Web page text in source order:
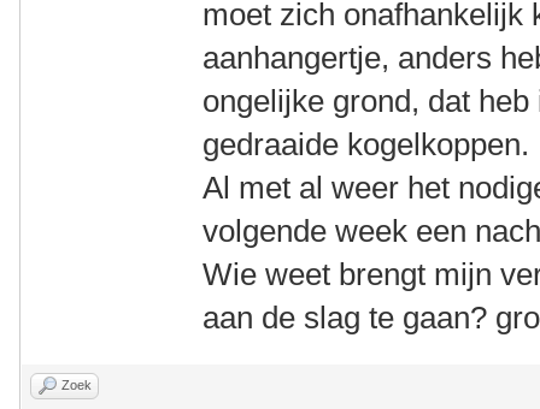
moet zich onafhankelijk
aanhangertje, anders
ongelijke grond, dat
gedraaide kogelkoppen.
Al met al weer het
volgende week een
Wie weet brengt mijn
aan de slag te gaan?
Zoek